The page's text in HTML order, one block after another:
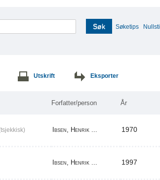
Søk Søketips Nullstill
Utskrift Eksporter
Forfatter/person År
Ibsen, Henrik ... 1970
Ibsen, Henrik ... 1997